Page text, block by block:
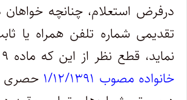
درفرض استعلام، چنانچه
تقدیمی شماره تلفن همراه یا
نماید، قطع نظر از این که ماده ۹
خانواده مصوب ۱/۱۲/۱۳۹۱
حصری